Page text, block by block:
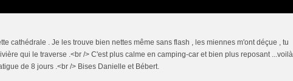
cathédrale . Je les trouve bien nettes même sans flash , les miennes m'ont déçue , tu
qui le traverse .<br /> C'est plus calme en camping-car et bien plus reposant ...voilà
de 8 jours .<br /> Bises Danielle et Bébert.